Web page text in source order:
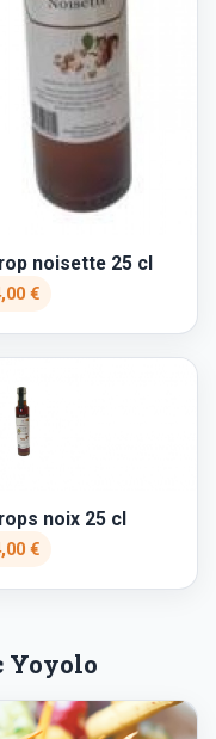
noisette 25 cl
€
noix 25 cl
€
Yoyolo